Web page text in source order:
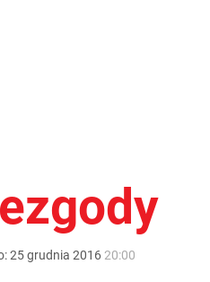
25grudnia 2016 20:00